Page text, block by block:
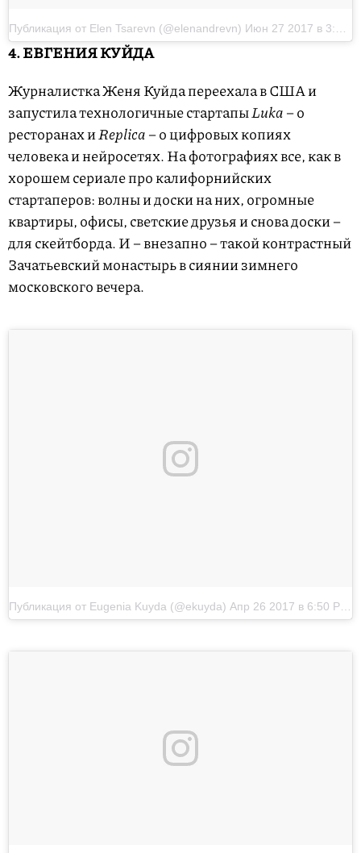
Публикация от Elen Tsarevn (@elenandrevn) Июн 27 2017 в 3:17 PDT
4. ЕВГЕНИЯ КУЙДА
Журналистка Женя Куйда переехала в США и
запустила технологичные стартапыLuka– о
ресторанах иReplica– о цифровых копиях
человека и нейросетях. На фотографиях все, как в
хорошем сериале про калифорнийских
стартаперов: волны и доски на них, огромные
квартиры, офисы, светские друзья и снова доски –
для скейтборда. И – внезапно – такой контрастный
Зачатьевский монастырь в сиянии зимнего
московского вечера.
Публикация от Eugenia Kuyda (@ekuyda) Апр 26 2017 в 6:50 PDT